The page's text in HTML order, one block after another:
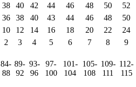
38 40 42 44 46 48 50
52
36 38 40 43 44 46 48
50
10 12 14 16 18 20 22
24
2 3 4 5 6 7 8
9
84-
88
89-
92
93-
96
97-
100
101-
104
105-
108
109-
111
112-
115